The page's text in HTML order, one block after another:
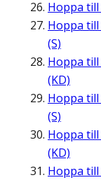
Hoppa till
Hoppa till
(S)
Hoppa till
(KD)
Hoppa till
(S)
Hoppa till
(KD)
Hoppa till